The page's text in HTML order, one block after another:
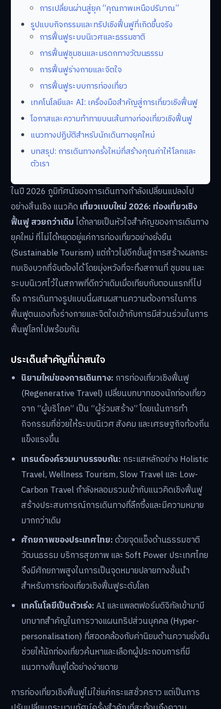
การเปลี่ยนผ่านสู่ยุค “คุณภาพเหนือปริมาณ”
รูปแบบกิจกรรมและทริปเชิงฟื้นฟูที่เกิดขึ้นจริง
การฟื้นฟูระบบนิเวศและธรรมชาติ
การฟื้นฟูชุมชนและมรดกทางวัฒนธรรม
การฟื้นฟูร่างกายและจิตใจ
การฟื้นฟูระบบการท่องเที่ยว
เทคโนโลยีและ AI: เครื่องมือสำคัญสู่การเที่ยวเชิงฟื้นฟู
โอกาสและความท้าทายบนเส้นทางท่องเที่ยวเชิงฟื้นฟู
แนวทางปฏิบัติสำหรับนักเดินทางยุคใหม่
บทสรุป: การเดินทางครั้งใหม่ที่สร้างคุณค่าให้โลกและ
ตัวเรา
ในปี 2026 ภูมิทัศน์ของการเดินทางกำลังเปลี่ยนแปลงไป
อย่างสิ้นเชิง แนวคิด เที่ยวแบบใหม่ 2026: ท่องเที่ยวเชิง
ฟื้นฟู สวยกว่าเดิมได้กลายเป็นหัวใจสำคัญของการเดินทาง
ยุคใหม่ ที่ไม่ได้หยุดอยู่แค่การท่องเที่ยวอย่างยั่งยืน
(Sustainable Tourism) แต่ก้าวไปอีกขั้นสู่การสร้างผลกระ
ทบเชิงบวกที่จับต้องได้ โดยมุ่งหวังที่จะทิ้งสถานที่ ชุมชน และ
ระบบนิเวศไว้ในสภาพที่ดีกว่าเดิมเมื่อเทียบกับตอนแรกที่ไป
ถึง การเดินทางรูปแบบนี้ผสมผสานความต้องการในการ
ฟื้นฟูตนเองทั้งร่างกายและจิตใจเข้ากับการมีส่วนร่วมในการ
ฟื้นฟูโลกไปพร้อมกัน
ประเด็นสำคัญที่น่าสนใจ
นิยามใหม่ของการเดินทาง: การท่องเที่ยวเชิงฟื้นฟู
(Regenerative Travel) เปลี่ยนบทบาทของนักท่องเที่ยว
จาก “ผู้บริโภค” เป็น “ผู้ร่วมสร้าง” โดยเน้นการทำ
กิจกรรมที่ช่วยให้ระบบนิเวศ สังคม และเศรษฐกิจท้องถิ่น
แข็งแรงขึ้น
เทรนด์องค์รวมมาบรรจบกัน: กระแสหลักอย่าง Holistic
Travel, Wellness Tourism, Slow Travel และ Low-
Carbon Travel กำลังหลอมรวมเข้ากับแนวคิดเชิงฟื้นฟู
สร้างประสบการณ์การเดินทางที่ลึกซึ้งและมีความหมาย
มากกว่าเดิม
ศักยภาพของประเทศไทย:ด้วยจุดแข็งด้านธรรมชาติ
วัฒนธรรม บริการสุขภาพ และ Soft Power ประเทศไทย
จึงมีศักยภาพสูงในการเป็นจุดหมายปลายทางชั้นนำ
สำหรับการท่องเที่ยวเชิงฟื้นฟูระดับโลก
เทคโนโลยีเป็นตัวเร่ง:AI และแพลตฟอร์มดิจิทัลเข้ามามี
บทบาทสำคัญในการวางแผนทริปส่วนบุคคล (Hyper-
personalisation) ที่สอดคล้องกับค่านิยมด้านความยั่งยืน
ช่วยให้นักท่องเที่ยวค้นหาและเลือกผู้ประกอบการที่มี
แนวทางฟื้นฟูได้อย่างง่ายดาย
การท่องเที่ยวเชิงฟื้นฟูไม่ใช่แค่กระแสชั่วคราว แต่เป็นการ